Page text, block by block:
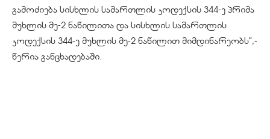
გამოძიება სისხლის სამართლის კოდექსის 344-ე პრიმა
მუხლის მე-2 ნაწილითა და სისხლის სამართლის
კოდექსის 344-ე მუხლის მე-2 ნაწილით მიმდინარეობს”,-
წერია განცხადებაში.